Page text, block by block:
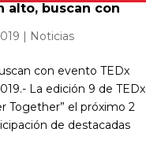
alto, buscan con
| Noticias
con evento TEDx
La edición 9 de TEDx
Together” el próximo 2
de destacadas